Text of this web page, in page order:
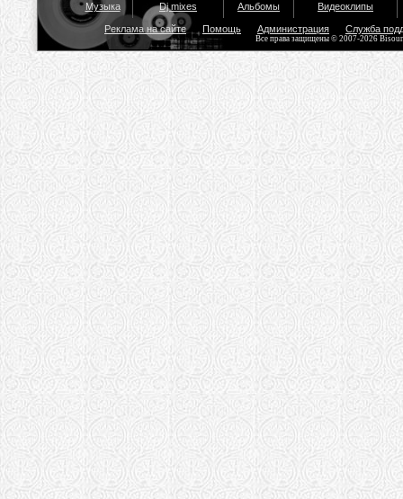
Музыка Dj mixes Альбомы Видеоклипы
Реклама на сайте Помощь Администрация Служба
Все права защищены © 2007-2026